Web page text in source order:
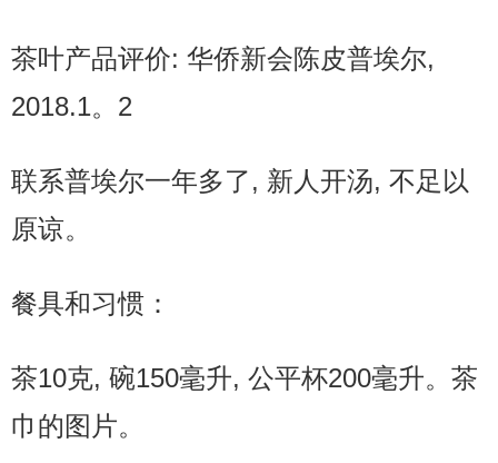
茶叶产品评价: 华侨新会陈皮普埃尔,
2018.1。2
联系普埃尔一年多了, 新人开汤, 不足以
原谅。
餐具和习惯：
茶10克, 碗150毫升, 公平杯200毫升。茶
巾的图片。